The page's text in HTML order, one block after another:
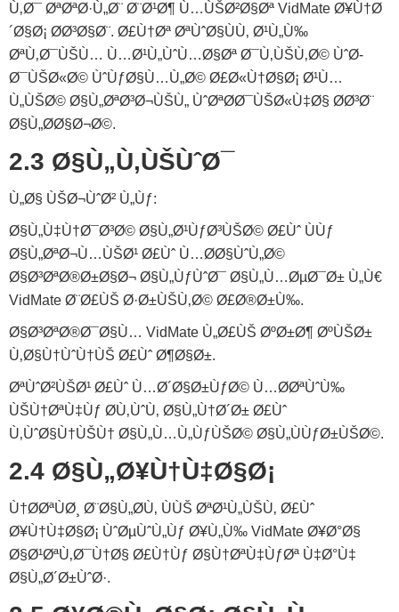
Ù‚Ø¯ ØªØªØ·Ù„Ø¨ Ø¨Ø¹Ø¶ Ù…ÙŠØ²Ø§Øª VidMate Ø¥Ù†Ø
´Ø§Ø¡ Ø­Ø³Ø§Ø¨. Ø£Ù†Øª ØªÙˆØ§ÙÙ‚ Ø¹Ù„Ù‰
ØªÙ‚Ø¯ÙŠÙ… Ù…Ø¹Ù„ÙˆÙ…Ø§Øª Ø¯Ù‚ÙŠÙ‚Ø© ÙˆØ­
Ø¯ÙŠØ«Ø© ÙˆÙƒØ§Ù…Ù„Ø© Ø£Ø«Ù†Ø§Ø¡ Ø¹Ù…
Ù„ÙŠØ© Ø§Ù„ØªØ³Ø¬ÙŠÙ„ ÙˆØªØ­Ø¯ÙŠØ«Ù‡Ø§ Ø­Ø³Ø¨
Ø§Ù„Ø­Ø§Ø¬Ø©.
2.3 Ø§Ù„Ù‚ÙŠÙˆØ¯
Ù„Ø§ ÙŠØ¬ÙˆØ² Ù„Ùƒ:
Ø§Ù„Ù‡Ù†Ø¯Ø³Ø© Ø§Ù„Ø¹ÙƒØ³ÙŠØ© Ø£Ùˆ ÙÙƒ
Ø§Ù„ØªØ¬Ù…ÙŠØ¹ Ø£Ùˆ Ù…Ø­Ø§ÙˆÙ„Ø©
Ø§Ø³ØªØ®Ø±Ø§Ø¬ Ø§Ù„ÙƒÙˆØ¯ Ø§Ù„Ù…ØµØ¯Ø± Ù„Ù€
VidMate Ø¨Ø£ÙŠ Ø·Ø±ÙŠÙ‚Ø© Ø£Ø®Ø±Ù‰.
Ø§Ø³ØªØ®Ø¯Ø§Ù… VidMate Ù„Ø£ÙŠ ØºØ±Ø¶ ØºÙŠØ±
Ù‚Ø§Ù†ÙˆÙ†ÙŠ Ø£Ùˆ Ø¶Ø§Ø±.
ØªÙˆØ²ÙŠØ¹ Ø£Ùˆ Ù…Ø´Ø§Ø±ÙƒØ© Ù…Ø­ØªÙˆÙ‰
ÙŠÙ†ØªÙ‡Ùƒ Ø­Ù‚ÙˆÙ‚ Ø§Ù„Ù†Ø´Ø± Ø£Ùˆ
Ù‚ÙˆØ§Ù†ÙŠÙ† Ø§Ù„Ù…Ù„ÙƒÙŠØ© Ø§Ù„ÙÙƒØ±ÙŠØ©.
2.4 Ø§Ù„Ø¥Ù†Ù‡Ø§Ø¡
Ù†Ø­ØªÙØ¸ Ø¨Ø§Ù„Ø­Ù‚ ÙÙŠ ØªØ¹Ù„ÙŠÙ‚ Ø£Ùˆ
Ø¥Ù†Ù‡Ø§Ø¡ ÙˆØµÙˆÙ„Ùƒ Ø¥Ù„Ù‰ VidMate Ø¥Ø°Ø§
Ø§Ø¹ØªÙ‚Ø¯Ù†Ø§ Ø£Ù†Ùƒ Ø§Ù†ØªÙ‡ÙƒØª Ù‡Ø°Ù‡
Ø§Ù„Ø´Ø±ÙˆØ·.